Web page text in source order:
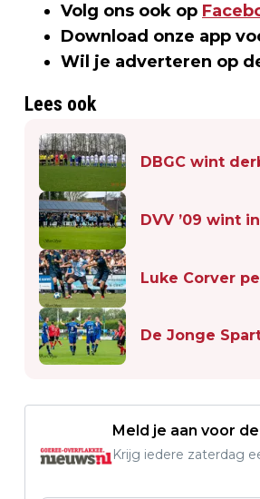
Volg ons ook op
Download onze app
Wil je adverteren op
Lees ook
DBGC wint
DVV ’09 wint
Luke Corver
De Jonge
Meld je aan voor
Krijg iedere zaterdag